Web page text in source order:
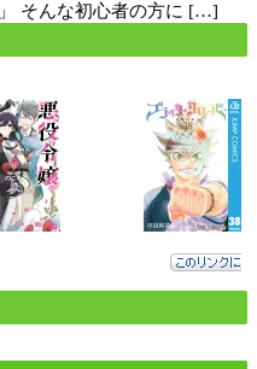
そんな初心者の方に […]